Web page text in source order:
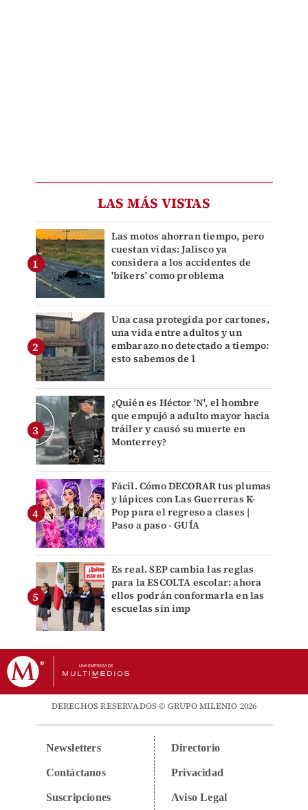
LAS MÁS VISTAS
Las motos ahorran tiempo, pero
cuestan vidas: Jalisco ya
considera a los accidentes de
'bikers' como problema
Una casa protegida por cartones,
una vida entre adultos y un
embarazo no detectado a tiempo:
esto sabemos de l
¿Quién es Héctor 'N', el hombre
que empujó a adulto mayor hacia
tráiler y causó su muerte en
Monterrey?
Fácil. Cómo DECORAR tus plumas
y lápices con Las Guerreras K-
Pop para el regreso a clases |
Paso a paso - GUÍA
Es real. SEP cambia las reglas
para la ESCOLTA escolar: ahora
ellos podrán conformarla en las
escuelas sin imp
DERECHOS RESERVADOS © GRUPO MILENIO 2026
Newsletters
Contáctanos
Suscripciones
Directorio
Privacidad
Aviso Legal